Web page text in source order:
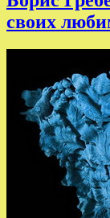
своих